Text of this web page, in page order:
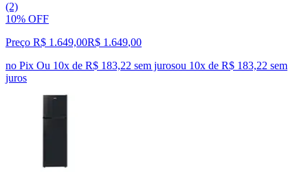
(2)
10% OFF
Preço R$ 1.649,00R$ 1.649,00
no Pix Ou 10x de R$ 183,22 sem jurosou 10x de R$ 183,22 sem
juros